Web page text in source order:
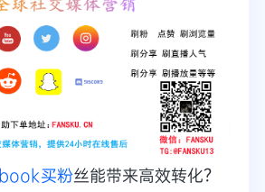
买粉丝能带来高效转化？